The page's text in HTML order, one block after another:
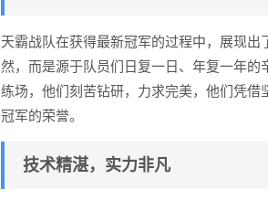
天霸战队在获得最新冠军的过程中，展现
然，而是源于队员们日复一日、年复一年
练场，他们刻苦钻研，力求完美，他们凭
冠军的荣誉。
技术精湛，实力非凡